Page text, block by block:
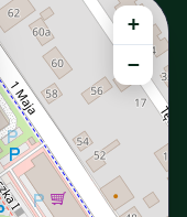
+
−